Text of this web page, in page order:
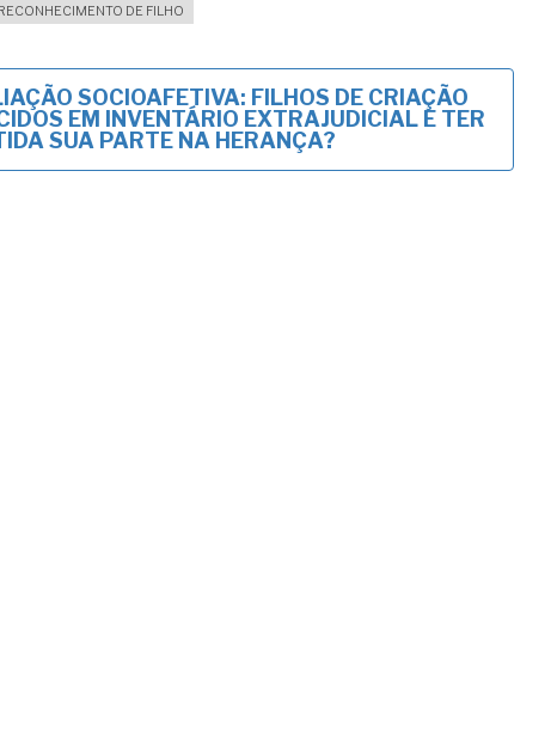
DE FILHO
SOCIOAFETIVA: FILHOS DE CRIAÇÃO
EM INVENTÁRIO EXTRAJUDICIAL E TER
SUA PARTE NA HERANÇA?